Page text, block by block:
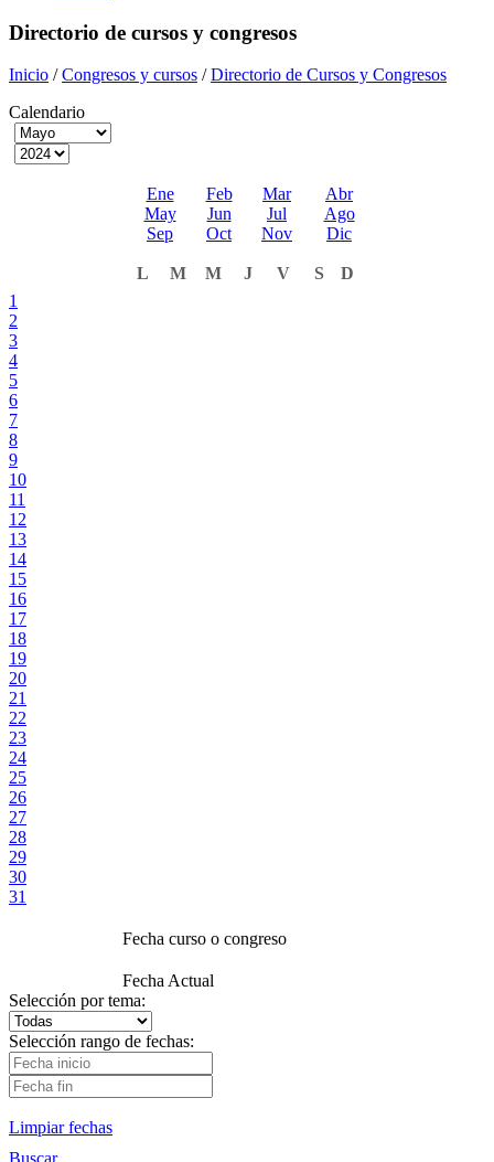
Directorio de cursos y congresos
Inicio /Congresos y cursos /Directorio de Cursos y Congresos
Calendario
Ene Feb Mar
Abr
May
Jun Jul
Ago
Sep
Oct Nov Dic
L M M J V S
D
1
2
3
4
5
6
7
8
9
10
11
12
13
14
15
16
17
18
19
20
21
22
23
24
25
26
27
28
29
30
31
Fecha curso o congreso
Fecha Actual
Selección por tema:
Selección rango de fechas:
Limpiar fechas